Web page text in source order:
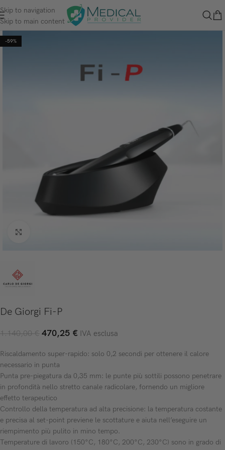
Skip to navigation
Skip to main content
-59%
De Giorgi Fi-P
1.140,00€ 470,25 € IVA esclusa
Riscaldamento super-rapido: solo 0,2 secondi per ottenere il calore
necessario in punta
Punta pre-piegatura da 0,35 mm: le punte più sottili possono penetrare
in profondità nello stretto canale radicolare, fornendo un migliore
effetto terapeutico
Controllo della temperatura ad alta precisione: la temperatura costante
e precisa al set-point previene le scottature e aiuta nell’eseguire un
riempimento più pulito in mino tempo.
Temperature di lavoro (150°C, 180°C, 200°C, 230°C) sono in grado di